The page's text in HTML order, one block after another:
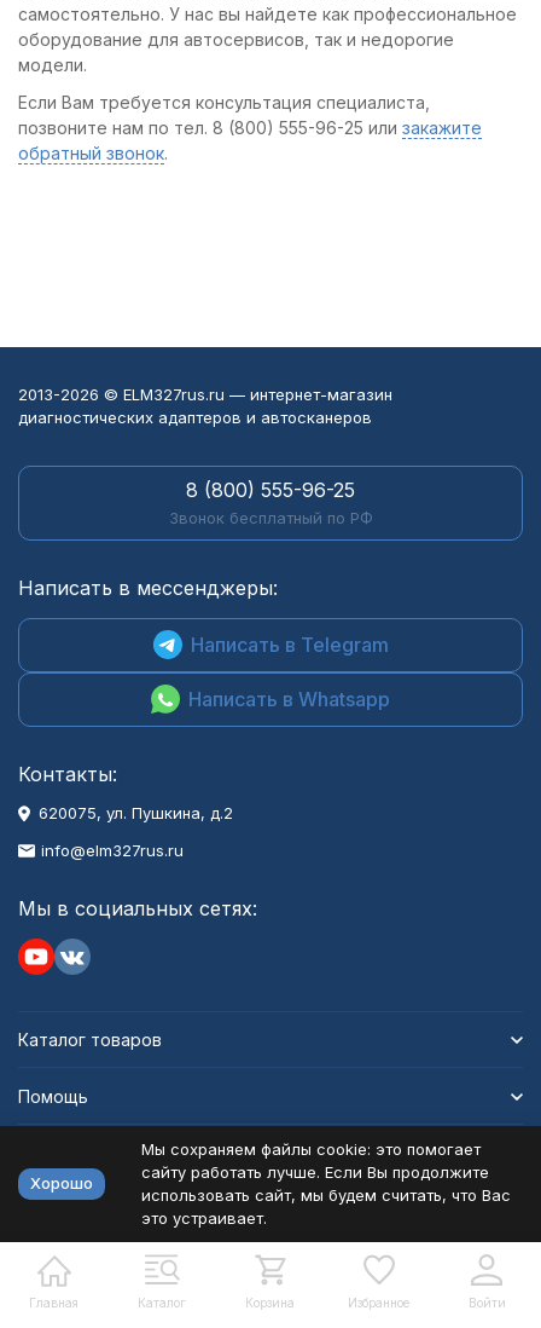
самостоятельно. У нас вы найдете как профессиональное
оборудование для автосервисов, так и недорогие
модели.
Если Вам требуется консультация специалиста,
позвоните нам по тел. 8 (800) 555-96-25 или закажите
обратный звонок.
Главная Каталог Корзина Избранное Войти
2013-2026 © ELM327rus.ru — интернет-магазин
диагностических адаптеров и автосканеров
8 (800) 555-96-25
Звонок бесплатный по РФ
Написать в мессенджеры:
Написать в Telegram
Написать в Whatsapp
Контакты:
620075, ул. Пушкина, д.2
info@elm327rus.ru
Мы в социальных сетях:
Каталог товаров
Помощь
Политика персональных данных
Разработано в bodysite.ru
Хорошо
Мы сохраняем файлы cookie: это помогает
сайту работать лучше. Если Вы продолжите
использовать сайт, мы будем считать, что Вас
это устраивает.